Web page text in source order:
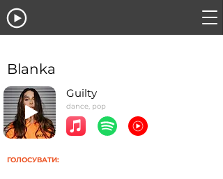
Blanka
Guilty
dance, pop
ГОЛОСУВАТИ: